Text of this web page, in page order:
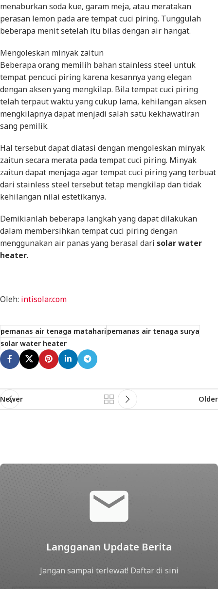
menaburkan soda kue, garam meja, atau meratakan
perasan lemon pada are tempat cuci piring. Tunggulah
beberapa menit setelah itu bilas dengan air hangat.
Mengoleskan minyak zaitun
Beberapa orang memilih bahan stainless steel untuk
tempat pencuci piring karena kesannya yang elegan
dengan aksen yang mengkilap. Bila tempat cuci piring
telah terpaut waktu yang cukup lama, kehilangan aksen
mengkilapnya dapat menjadi salah satu kekhawatiran
sang pemilik.
Hal tersebut dapat diatasi dengan mengoleskan minyak
zaitun secara merata pada tempat cuci piring. Minyak
zaitun dapat menjaga agar tempat cuci piring yang terbuat
dari stainless steel tersebut tetap mengkilap dan tidak
kehilangan nilai estetikanya.
Demikianlah beberapa langkah yang dapat dilakukan
dalam membersihkan tempat cuci piring dengan
menggunakan air panas yang berasal dari solar water
heater.
Oleh: intisolar.com
pemanas air tenaga mataharipemanas air tenaga surya
solar water heater
Newer Older
Langganan Update Berita
Jangan sampai terlewat! Daftar di sini